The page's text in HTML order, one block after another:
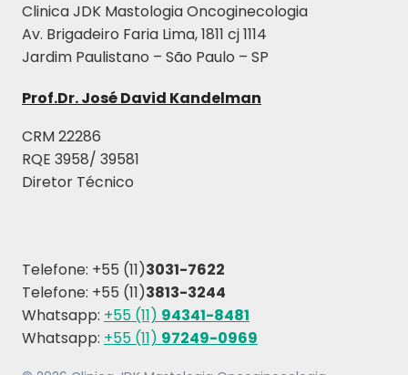
Clinica JDK Mastologia Oncoginecologia
Av. Brigadeiro Faria Lima, 1811 cj 1114
Jardim Paulistano – São Paulo – SP
Prof.Dr. José David Kandelman
CRM 22286
RQE 3958/ 39581
Diretor Técnico
Telefone: +55 (11)3031-7622
Telefone: +55 (11)3813-3244
Whatsapp: +55 (11) 94341-8481
Whatsapp: +55 (11) 97249-0969